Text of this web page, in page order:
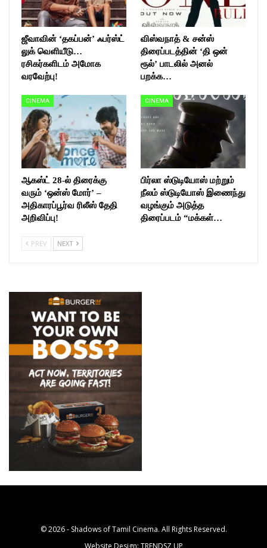
ஜீவாவின் ‘தகப்பன்’ ஃபர்ஸ்ட்
லுக் வெளியீடு…
ரசிகர்களிடம் அமோக
வரவேற்பு!
விஸ்வநாத் & சன்ஸ்
திரைப்படத்தின் ‘தி ஒன்
ரூல்’ பாடலில் அனல்
பறக்க…
CINEMA
ஆகஸ்ட் 28-ல் திரைக்கு
வரும் ‘ஒன்ஸ் மோர்’ –
அதிகாரப்பூர்வ ரிலீஸ் தேதி
அறிவிப்பு!
CINEMA
பிர்லா ஸ்டுடியோஸ் மற்றும்
நீலம் ஸ்டுடியோஸ் இணைந்து
வழங்கும் அடுத்த
திரைப்படம் “மக்கள்…
PREV NEXT
© 2026 - Shadows of Tamil Cinema. All Rights Reserved.
Website Design: TRENDSZ UP